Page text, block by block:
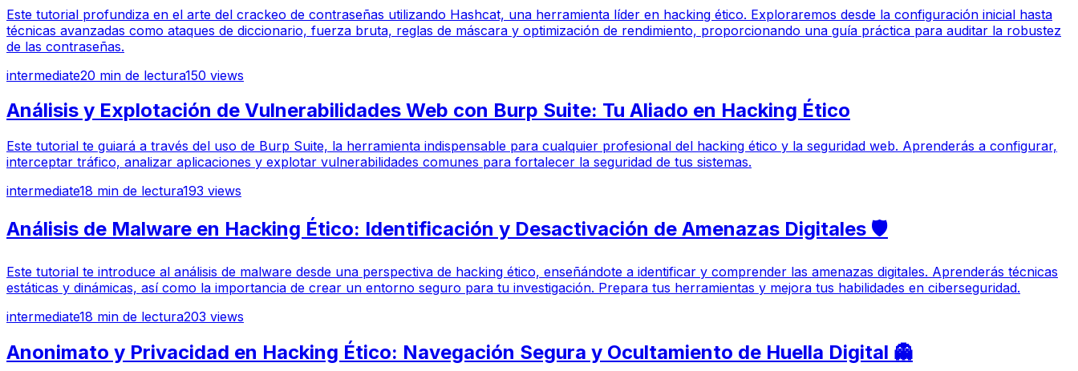
Este tutorial profundiza en el arte del crackeo de contraseñas utilizando Hashcat, una herramienta líder en hacking ético. Exploraremos desde la configuración inicial hasta
técnicas avanzadas como ataques de diccionario, fuerza bruta, reglas de máscara y optimización de rendimiento, proporcionando una guía práctica para auditar la robustez
de las contraseñas.
intermediate20 min de lectura150 views
Análisis y Explotación de Vulnerabilidades Web con Burp Suite: Tu Aliado en Hacking Ético
Este tutorial te guiará a través del uso de Burp Suite, la herramienta indispensable para cualquier profesional del hacking ético y la seguridad web. Aprenderás a configurar,
interceptar tráfico, analizar aplicaciones y explotar vulnerabilidades comunes para fortalecer la seguridad de tus sistemas.
intermediate18 min de lectura193 views
Análisis de Malware en Hacking Ético: Identificación y Desactivación de Amenazas Digitales 🛡️
Este tutorial te introduce al análisis de malware desde una perspectiva de hacking ético, enseñándote a identificar y comprender las amenazas digitales. Aprenderás técnicas
estáticas y dinámicas, así como la importancia de crear un entorno seguro para tu investigación. Prepara tus herramientas y mejora tus habilidades en ciberseguridad.
intermediate18 min de lectura203 views
Anonimato y Privacidad en Hacking Ético: Navegación Segura y Ocultamiento de Huella Digital 👻